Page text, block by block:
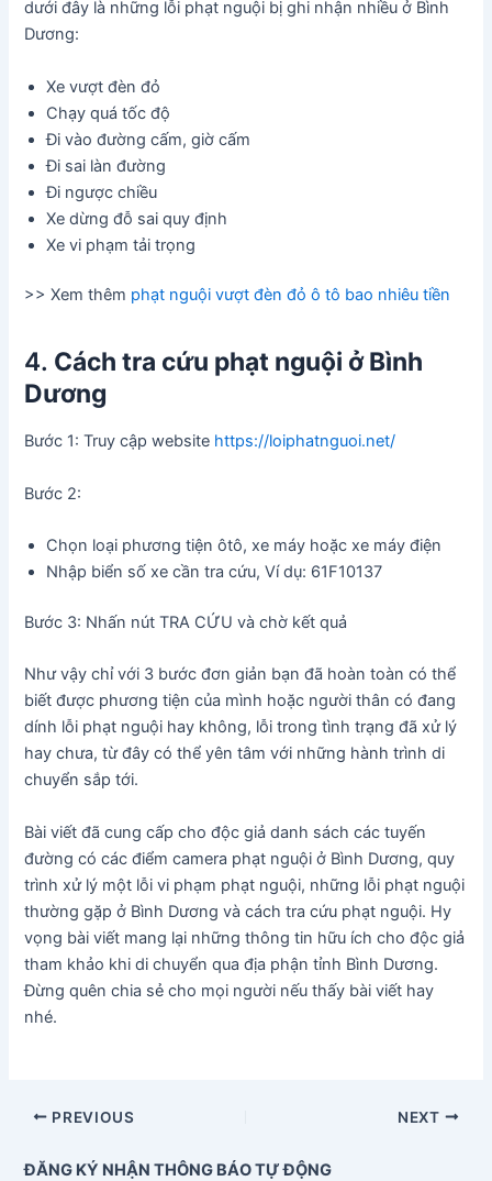
dưới đây là những lỗi phạt nguội bị ghi nhận nhiều ở Bình
Dương:
Xe vượt đèn đỏ
Chạy quá tốc độ
Đi vào đường cấm, giờ cấm
Đi sai làn đường
Đi ngược chiều
Xe dừng đỗ sai quy định
Xe vi phạm tải trọng
>> Xem thêm phạt nguội vượt đèn đỏ ô tô bao nhiêu tiền
4. Cách tra cứu phạt nguội ở Bình
Dương
Bước 1: Truy cập website https://loiphatnguoi.net/
Bước 2:
Chọn loại phương tiện ôtô, xe máy hoặc xe máy điện
Nhập biển số xe cần tra cứu, Ví dụ: 61F10137
Bước 3: Nhấn nút TRA CỨU và chờ kết quả
Như vậy chỉ với 3 bước đơn giản bạn đã hoàn toàn có thể
biết được phương tiện của mình hoặc người thân có đang
dính lỗi phạt nguội hay không, lỗi trong tình trạng đã xử lý
hay chưa, từ đây có thể yên tâm với những hành trình di
chuyển sắp tới.
Bài viết đã cung cấp cho độc giả danh sách các tuyến
đường có các điểm camera phạt nguội ở Bình Dương, quy
trình xử lý một lỗi vi phạm phạt nguội, những lỗi phạt nguội
thường gặp ở Bình Dương và cách tra cứu phạt nguội. Hy
vọng bài viết mang lại những thông tin hữu ích cho độc giả
tham khảo khi di chuyển qua địa phận tỉnh Bình Dương.
Đừng quên chia sẻ cho mọi người nếu thấy bài viết hay
nhé.
PREVIOUS NEXT
ĐĂNG KÝ NHẬN THÔNG BÁO TỰ ĐỘNG